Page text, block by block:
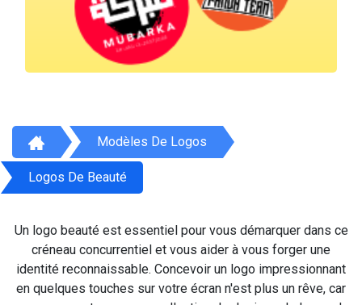
Modèles De Logos
Logos De Beauté
Un logo beauté est essentiel pour vous démarquer dans ce
créneau concurrentiel et vous aider à vous forger une
identité reconnaissable. Concevoir un logo impressionnant
en quelques touches sur votre écran n'est plus un rêve, car